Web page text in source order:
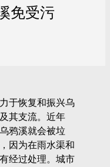
免受污
于恢复和振兴乌
其支流。近年
鸦溪就会被垃
因为在雨水渠和
经过处理。城市